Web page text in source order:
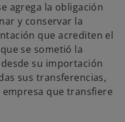
agrega la obligación
y conservar la
que acrediten el
se sometió la
su importación
sus transferencias,
que transfiere